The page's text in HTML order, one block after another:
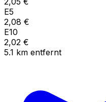
E5
2,08 €
E10
2,02 €
5.1 km entfernt